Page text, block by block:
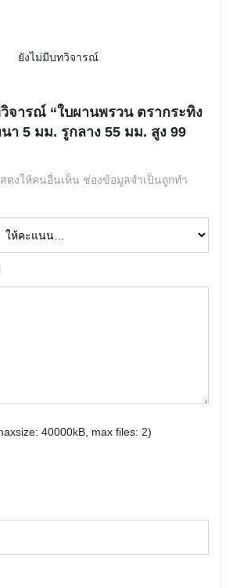
ยังไม่มีบทวิจารณ์
จารณ์ “ใบผานพรวน ตรากระทิง
า 5 มม. รูกลาง 55 มม. สูง 99
ดงให้คนอื่นเห็น ช่องข้อมูลจำเป็นถูกทำ
40000kB, max files: 2)